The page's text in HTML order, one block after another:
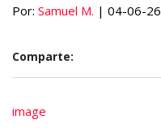
Por: Samuel M. | 04-06-26
Comparte:
image